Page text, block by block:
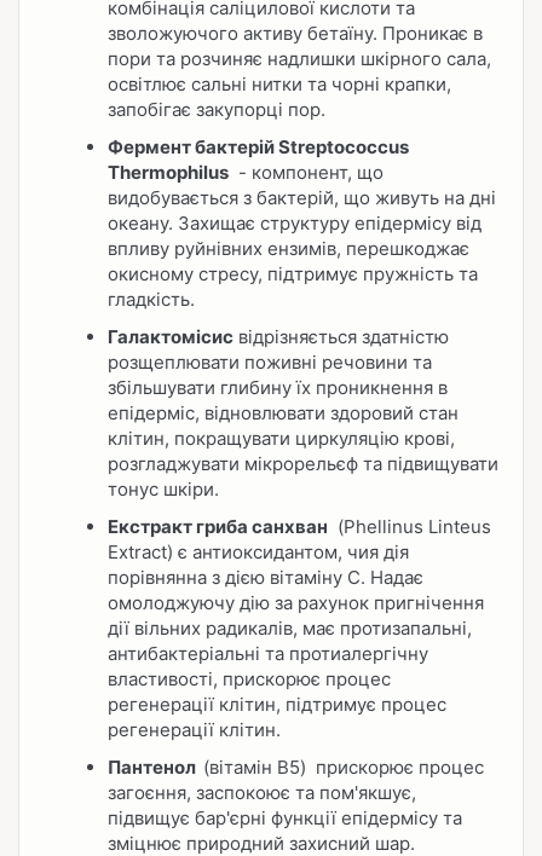
комбінація саліцилової кислоти та
зволожуючого активу бетаїну. Проникає в
пори та розчиняє надлишки шкірного сала,
освітлює сальні нитки та чорні крапки,
запобігає закупорці пор.
Фермент бактерій Streptococcus
Thermophilus - компонент, що
видобувається з бактерій, що живуть на дні
океану. Захищає структуру епідермісу від
впливу руйнівних ензимів, перешкоджає
окисному стресу, підтримує пружність та
гладкість.
Галактомісис відрізняється здатністю
розщеплювати поживні речовини та
збільшувати глибину їх проникнення в
епідерміс, відновлювати здоровий стан
клітин, покращувати циркуляцію крові,
розгладжувати мікрорельєф та підвищувати
тонус шкіри.
Екстракт гриба санхван (Phellinus Linteus
Extract) є антиоксидантом, чия дія
порівнянна з дією вітаміну C. Надає
омолоджуючу дію за рахунок пригнічення
дії вільних радикалів, має протизапальні,
антибактеріальні та протиалергічну
властивості, прискорює процес
регенерації клітин, підтримує процес
регенерації клітин.
Пантенол (вітамін B5) прискорює процес
загоєння, заспокоює та пом'якшує,
підвищує бар'єрні функції епідермісу та
зміцнює природний захисний шар.